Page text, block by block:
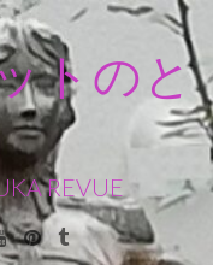
トのと
REVUE
YoutubePinterest
Tumblr